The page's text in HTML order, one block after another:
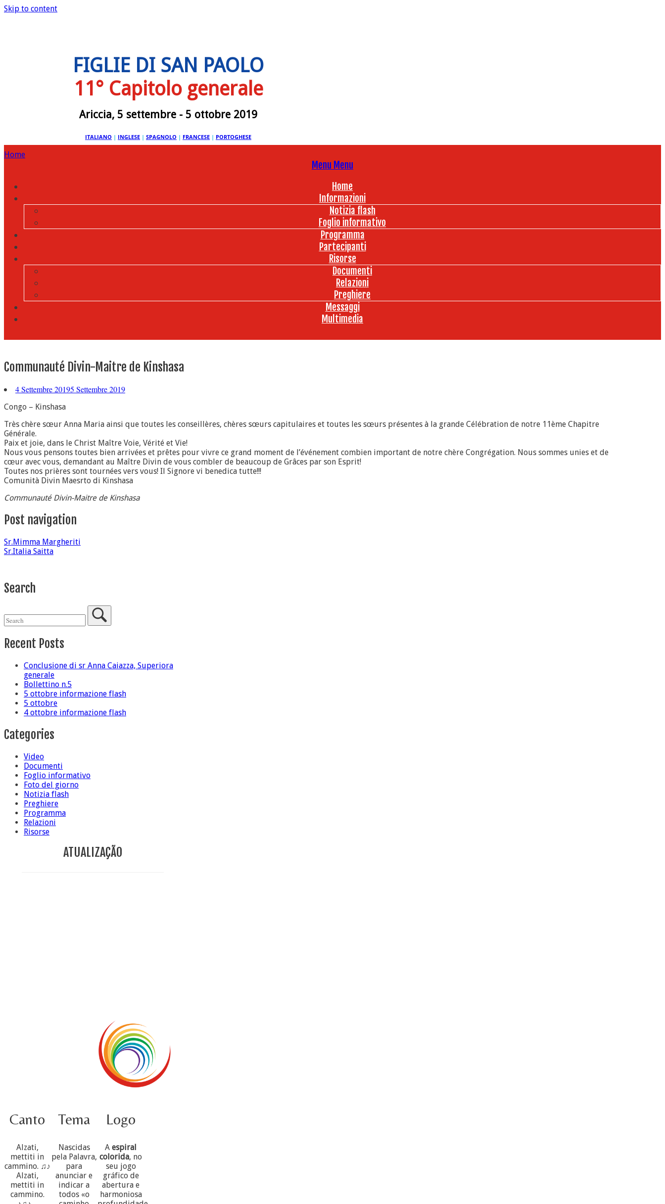
Skip to content
FIGLIE DI SAN PAOLO
11° Capitolo generale
Ariccia, 5 settembre - 5 ottobre 2019
ITALIANO | INGLESE | SPAGNOLO | FRANCESE | PORTOGHESE
Home
Menu Menu
Home
Informazioni
Notizia flash
Foglio informativo
Programma
Partecipanti
Risorse
Documenti
Relazioni
Preghiere
Messaggi
Multimedia
Communauté Divin-Maitre de Kinshasa
4 Settembre 20195 Settembre 2019
Congo – Kinshasa
Très chère sœur Anna Maria ainsi que toutes les conseillères, chères sœurs capitulaires et toutes les sœurs présentes à la grande Célébration de notre 11ème Chapitre
Générale.
Paix et joie, dans le Christ Maître Voie, Vérité et Vie!
Nous vous pensons toutes bien arrivées et prêtes pour vivre ce grand moment de l’événement combien important de notre chère Congrégation. Nous sommes unies et de
cœur avec vous, demandant au Maître Divin de vous combler de beaucoup de Grâces par son Esprit!
Toutes nos prières sont tournées vers vous! Il Signore vi benedica tutte!!!
Comunità Divin Maesrto di Kinshasa
Communauté Divin-Maitre de Kinshasa
Post navigation
Sr.Mimma Margheriti
Sr.Italia Saitta
Search
Recent Posts
Conclusione di sr Anna Caiazza, Superiora
generale
Bollettino n.5
5 ottobre informazione flash
5 ottobre
4 ottobre informazione flash
Categories
Video
Documenti
Foglio informativo
Foto del giorno
Notizia flash
Preghiere
Programma
Relazioni
Risorse
ATUALIZAÇÃO
Canto
Alzati,
mettiti in
cammino. ♫♪
Alzati,
mettiti in
cammino.
Tema
Nascidas
pela Palavra,
para
anunciar e
indicar a
todos «o
Logo
Aespiral
colorida, no
seu jogo
gráfico de
abertura e
harmoniosa